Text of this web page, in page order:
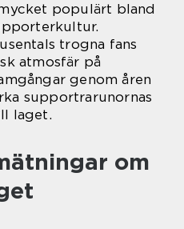
populärt bland
trogna fans
atmosfär på
genom åren
supportrarunornas
laget.
om